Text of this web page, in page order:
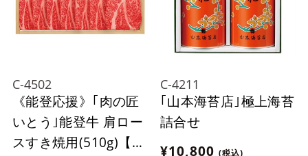
C-4502
《能登応援》｢肉の匠
いとう｣能登牛 肩ロー
スすき焼用(510g)【冷
C-4211
｢山本海苔店｣極上海苔
詰合せ
¥10,800 (税込)